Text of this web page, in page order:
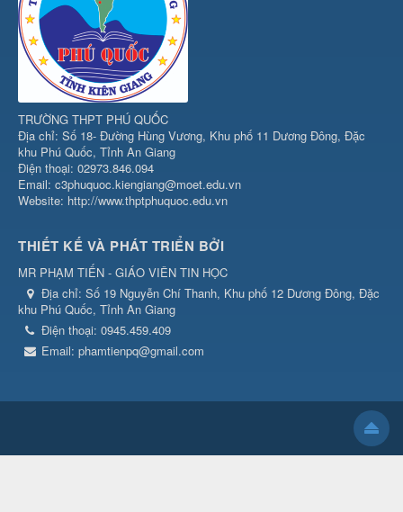
TRƯỜNG THPT PHÚ QUỐC
Địa chỉ: Số 18- Đường Hùng Vương, Khu phố 11 Dương Đông, Đặc
khu Phú Quốc, Tỉnh An Giang
Điện thoại: 02973.846.094
Email: c3phuquoc.kiengiang@moet.edu.vn
Website: http://www.thptphuquoc.edu.vn
THIẾT KẾ VÀ PHÁT TRIỂN BỞI
MR PHẠM TIẾN - GIÁO VIÊN TIN HỌC
Địa chỉ: Số 19 Nguyễn Chí Thanh, Khu phố 12 Dương Đông, Đặc
khu Phú Quốc, Tỉnh An Giang
Điện thoại: 0945.459.409
Email: phamtienpq@gmail.com